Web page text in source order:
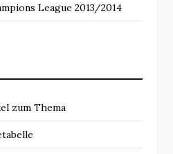
League 2013/2014
zum Thema